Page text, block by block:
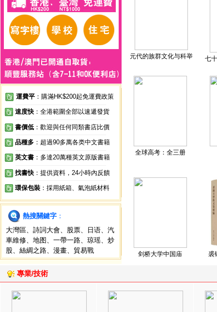
運費平 ：購滿HK$200起免運費政策
速度快 ：全港範圍全部以速遞發貨
書價低 ：歡迎與任何同類書店比價
品種多 ：超過90多萬各类中文書籍
英文書 ：多達20萬種英文原版書籍
找書快 ：提供資料，24小時內反饋
環保包裝 ：採用紙箱、氣泡紙材料
熱搜關鍵字 ：
大灣區
詩詞大會 股票 日语
汽
車維修
地图 一帶一路 琼瑶
炒
股
絲綢之路 漫畫 貿易戰
元代的族群文化与科举 七
全球高考：全三册
剑桥大学中国庙 裘
專業/技術